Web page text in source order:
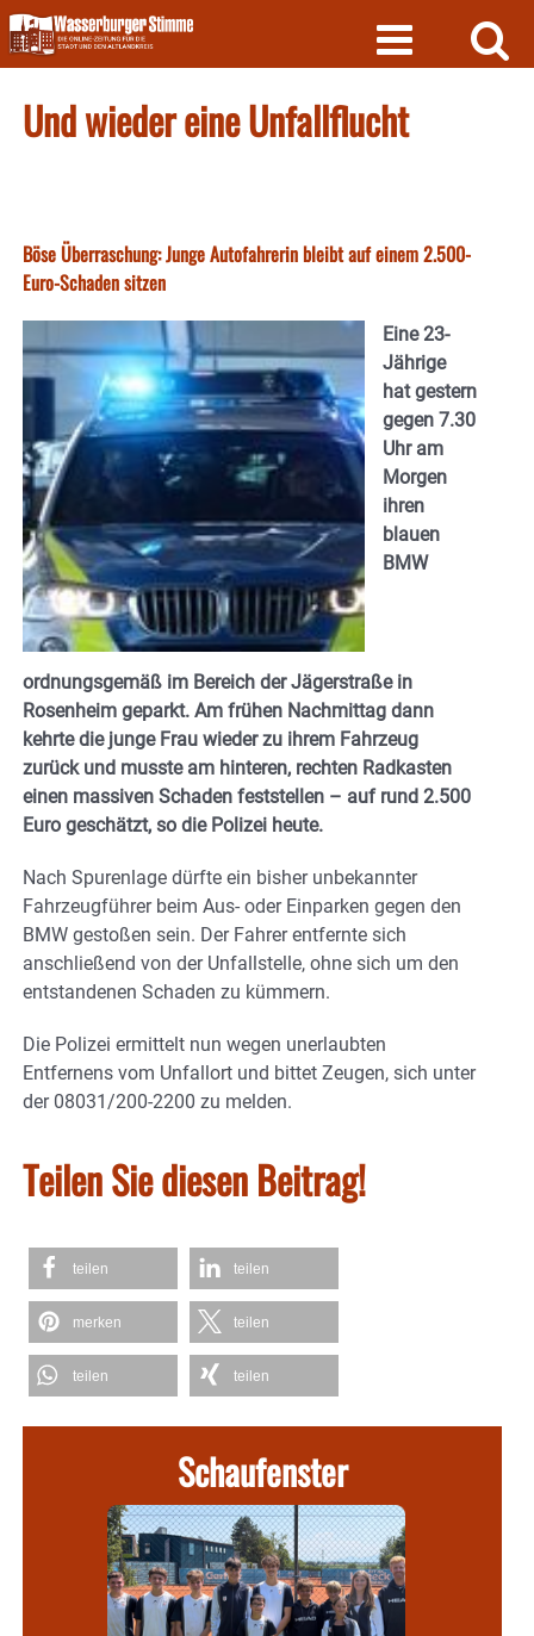
Skip
to
content
Und wieder eine Unfallflucht
Böse Überraschung: Junge Autofahrerin bleibt auf einem 2.500-
Euro-Schaden sitzen
Eine 23-
Jährige
hat gestern
gegen 7.30
Uhr am
Morgen
ihren
blauen
BMW
ordnungsgemäß im Bereich der Jägerstraße in
Rosenheim geparkt. Am frühen Nachmittag dann
kehrte die junge Frau wieder zu ihrem Fahrzeug
zurück und musste am hinteren, rechten Radkasten
einen massiven Schaden feststellen – auf rund 2.500
Euro geschätzt, so die Polizei heute.
Nach Spurenlage dürfte ein bisher unbekannter
Fahrzeugführer beim Aus- oder Einparken gegen den
BMW gestoßen sein. Der Fahrer entfernte sich
anschließend von der Unfallstelle, ohne sich um den
entstandenen Schaden zu kümmern.
Die Polizei ermittelt nun wegen unerlaubten
Entfernens vom Unfallort und bittet Zeugen, sich unter
der 08031/200-2200 zu melden.
Teilen Sie diesen Beitrag!
teilen teilen
merken teilen
teilen teilen
Schaufenster